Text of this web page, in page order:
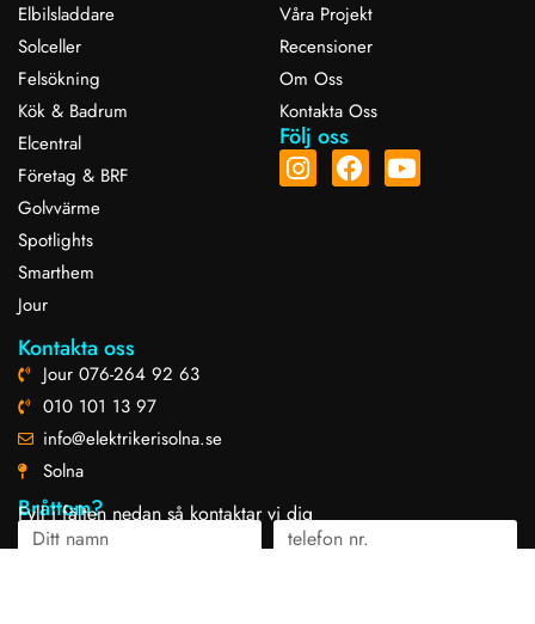
Elbilsladdare
Solceller
Felsökning
Kök & Badrum
Elcentral
Företag & BRF
Golvvärme
Spotlights
Smarthem
Jour
Våra Projekt
Recensioner
Om Oss
Kontakta Oss
Följ oss
Kontakta oss
Jour 076-264 92 63
010 101 13 97
info@elektrikerisolna.se
Solna
Bråttom?
Fyll i fälten nedan så kontaktar vi dig